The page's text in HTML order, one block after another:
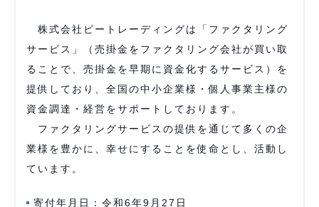
株式会社ビートレーディングは「ファクタリング
サービス」（売掛金をファクタリング会社が買い取
ることで、売掛金を早期に資金化するサービス）を
提供しており、全国の中小企業様・個人事業主様の
資金調達・経営をサポートしております。
ファクタリングサービスの提供を通じて多くの企
業様を豊かに、幸せにすることを使命とし、活動し
ています。
寄付年月日：令和6年9月27日